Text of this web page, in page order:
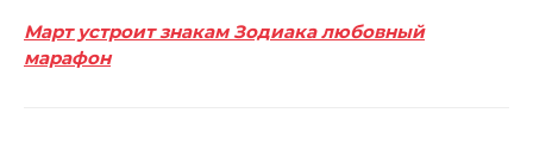
Март устроит знакам Зодиака любовный
марафон